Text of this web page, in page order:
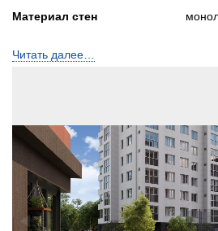
Материал стен
Количество этажей
Лифты
Высота потолков, м 2,6-
Читать далее…